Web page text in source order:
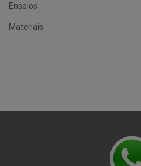
Ensaios
Materiais